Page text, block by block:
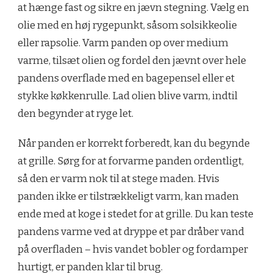
at hænge fast og sikre en jævn stegning. Vælg en
olie med en høj rygepunkt, såsom solsikkeolie
eller rapsolie. Varm panden op over medium
varme, tilsæt olien og fordel den jævnt over hele
pandens overflade med en bagepensel eller et
stykke køkkenrulle. Lad olien blive varm, indtil
den begynder at ryge let.
Når panden er korrekt forberedt, kan du begynde
at grille. Sørg for at forvarme panden ordentligt,
så den er varm nok til at stege maden. Hvis
panden ikke er tilstrækkeligt varm, kan maden
ende med at koge i stedet for at grille. Du kan teste
pandens varme ved at dryppe et par dråber vand
på overfladen – hvis vandet bobler og fordamper
hurtigt, er panden klar til brug.